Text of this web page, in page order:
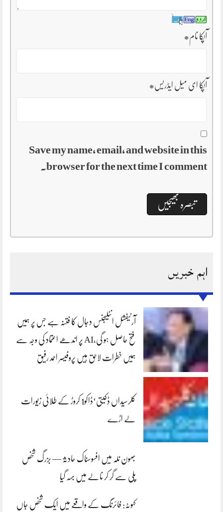
آپکا نام*
آپکا ای میل ایڈریس*
Save my name, email, and website in this
browser for the next time I comment.
اہم خبریں
آرٹیفشل انٹلیجنس دجال کا فتنہ ہے جس پر ہمیں
فتح حاصل ہو گی،AI پر اندھے اعتماد کی وجہ سے
ہمیں خطرات لاحق ہیں پروفیسر احمد رفیق
کلرسیداں ڈکیتی‘ڈاکو1 کروڑ کے طلائی زیورات
لے اڑے
بھون نلہ میں افسوسناک حادثہ — بزرگ شخص
پلی سے گر کر نالے میں بہہ گیا
کہوٹہ: فائرنگ کے واقعے میں ایک شخص جاں